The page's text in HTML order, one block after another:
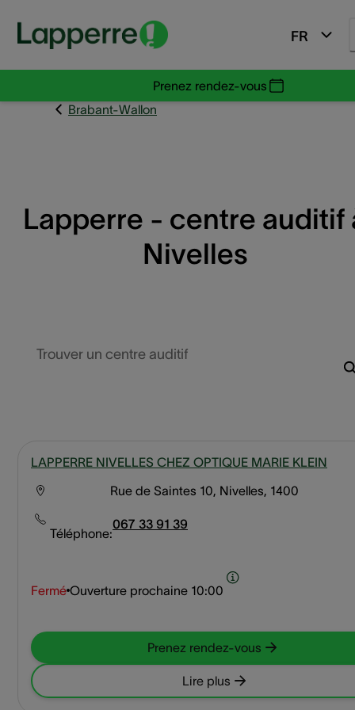
FR
Prenez rendez-vous
Brabant-Wallon
Lapperre - centre auditif
Nivelles
Trouver un centre auditif
LAPPERRE NIVELLES CHEZ OPTIQUE MARIE KLEIN
Rue de Saintes 10, Nivelles, 1400
Téléphone:
067 33 91 39
Fermé Ouverture prochaine 10:00
Prenez rendez-vous
Lire plus